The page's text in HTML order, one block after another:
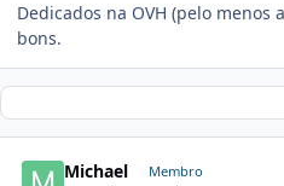
Dedicados na OVH (pelo menos
bons.
Michael Membro